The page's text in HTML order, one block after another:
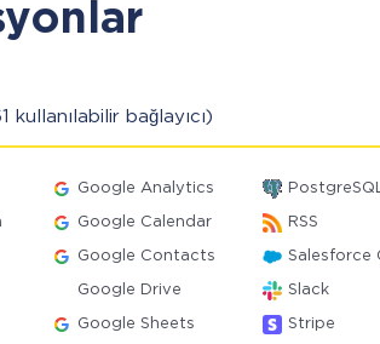
kullanılabilir bağlayıcı)
Google Analytics PostgreSQL
Google Calendar RSS
Google Contacts Salesforce
Google Drive Slack
Google Sheets Stripe